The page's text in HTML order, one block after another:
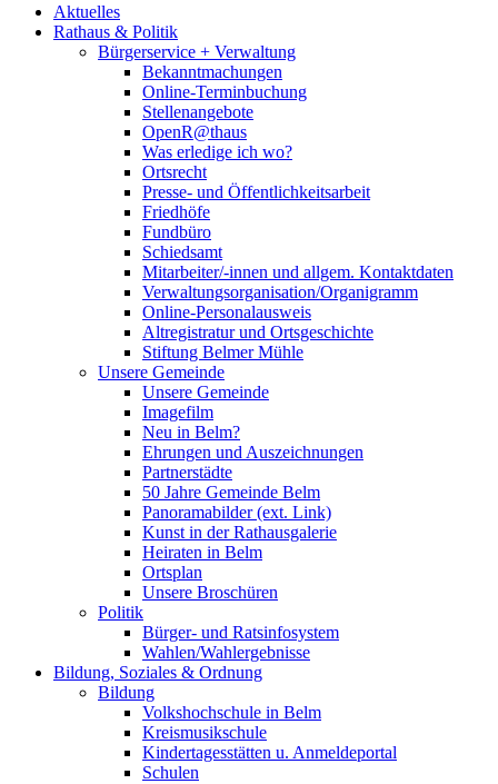
Aktuelles
Rathaus & Politik
Bürgerservice + Verwaltung
Bekanntmachungen
Online-Terminbuchung
Stellenangebote
OpenR@thaus
Was erledige ich wo?
Ortsrecht
Presse- und Öffentlichkeitsarbeit
Friedhöfe
Fundbüro
Schiedsamt
Mitarbeiter/-innen und allgem. Kontaktdaten
Verwaltungsorganisation/Organigramm
Online-Personalausweis
Altregistratur und Ortsgeschichte
Stiftung Belmer Mühle
Unsere Gemeinde
Unsere Gemeinde
Imagefilm
Neu in Belm?
Ehrungen und Auszeichnungen
Partnerstädte
50 Jahre Gemeinde Belm
Panoramabilder (ext. Link)
Kunst in der Rathausgalerie
Heiraten in Belm
Ortsplan
Unsere Broschüren
Politik
Bürger- und Ratsinfosystem
Wahlen/Wahlergebnisse
Bildung, Soziales & Ordnung
Bildung
Volkshochschule in Belm
Kreismusikschule
Kindertagesstätten u. Anmeldeportal
Schulen